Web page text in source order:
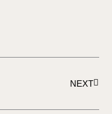
NEXT